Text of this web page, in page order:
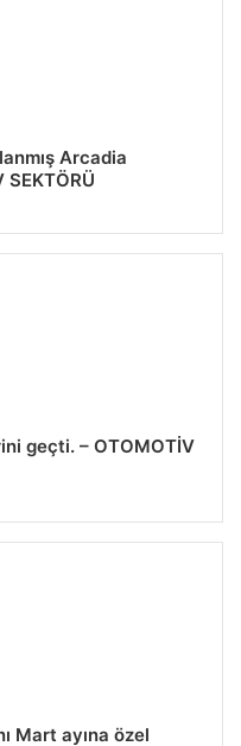
Arcadia
geçti. – OTOMOTİV
Mart ayına özel